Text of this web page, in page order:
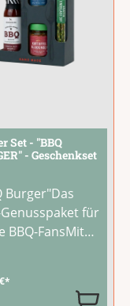
Biss. In der
von 5 Sternen
Set - "BBQ
- Geschenkset
Burger"Das
für
BBQ-FansMit